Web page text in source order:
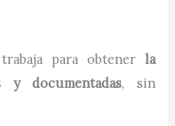
para obtener la
y documentadas, sin